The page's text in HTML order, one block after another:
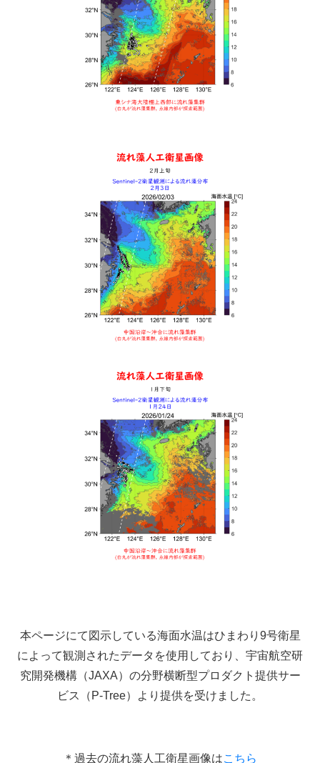
本ページにて図示している海面水温はひまわり9号衛星
によって観測されたデータを使用しており、宇宙航空研
究開発機構（JAXA）の分野横断型プロダクト提供サー
ビス（P-Tree）より提供を受けました。
＊過去の流れ藻人工衛星画像はこちら